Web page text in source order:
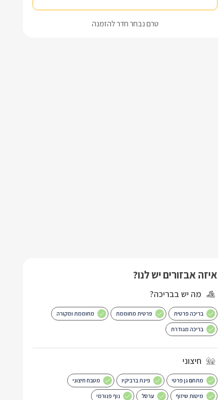
טרם נבחר חדר להזמנה
איזה אבזורים יש לנו?
מה יש בבריכה?
בריכה פרטית פרטית מחוממת מחוממת ומקורה
בריכה מגודרת
חיצוני
מתחם גן פרטי פינת ברביקיו מטבח חיצוני
מיטות שיזוף ערסל נוף פנורמי